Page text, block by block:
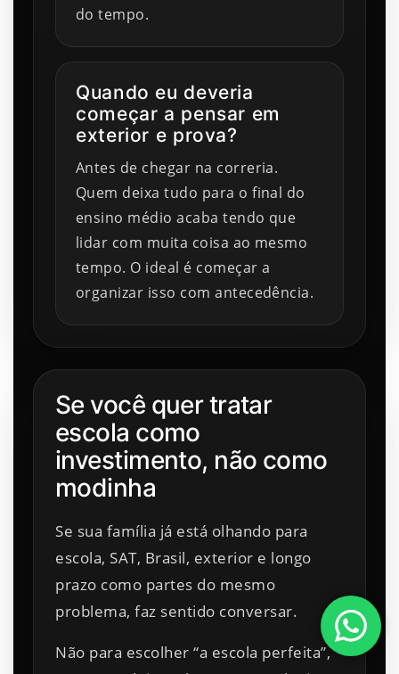
do tempo.
Quando eu deveria
começar a pensar em
exterior e prova?
Antes de chegar na correria.
Quem deixa tudo para o final do
ensino médio acaba tendo que
lidar com muita coisa ao mesmo
tempo. O ideal é começar a
organizar isso com antecedência.
Se você quer tratar
escola como
investimento, não como
modinha
Se sua família já está olhando para
escola, SAT, Brasil, exterior e longo
prazo como partes do mesmo
problema, faz sentido conversar.
Não para escolher “a escola perfeita”,